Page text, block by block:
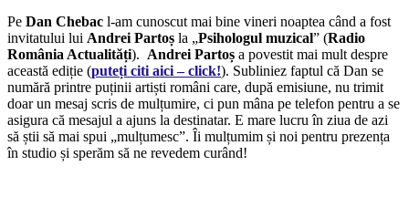
Pe Dan Chebac l-am cunoscut mai bine vineri noaptea când a fost
invitatului lui Andrei Partoș la „Psihologul muzical” (Radio
România Actualități). Andrei Partoș a povestit mai mult despre
această ediție (puteți citi aici – click!). Subliniez faptul că Dan se
numără printre puținii artiști români care, după emisiune, nu trimit
doar un mesaj scris de mulțumire, ci pun mâna pe telefon pentru a se
asigura că mesajul a ajuns la destinatar. E mare lucru în ziua de azi
să știi să mai spui „mulțumesc”. Îi mulțumim și noi pentru prezența
în studio și sperăm să ne revedem curând!